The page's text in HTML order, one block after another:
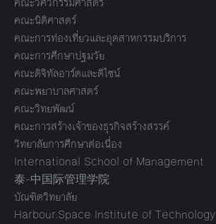
คณะนิติศาสตร์
คณะการท่องเที่ยวและอุตสาหกรรมบริการ
คณะการศึกษาปฐมวัย
คณะดิจิทัลอาร์ตและดีไซน์
คณะพยาบาลศาสตร์
คณะวิทยพัฒน์
คณะการสร้างเจ้าของธุรกิจสร้างสรรค์
วิทยาลัยการศึกษาต่อเนื่อง
International School of Management
泰-中国际管理学院
บัณฑิตวิทยาลัย
Harbour.Space Institute of Technology